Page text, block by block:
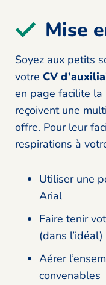
Mise
Soyez aux petits
votre CV
en page facilite la
reçoivent une
offre. Pour leur
respirations à
Utiliser une
Arial
Faire tenir
(dans l’idéal)
Aérer
convenables